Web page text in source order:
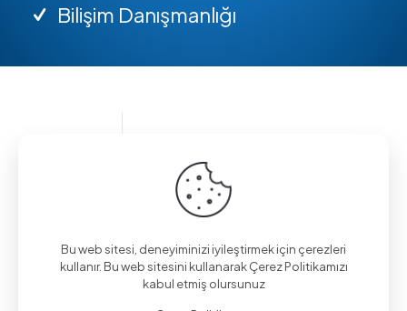
Bilişim Danışmanlığı
Bilgi almak için arayın.
(0312) 325 02 01
Bu web sitesi, deneyiminizi iyileştirmek için çerezleri
kullanır. Bu web sitesini kullanarak Çerez Politikamızı
kabul etmiş olursunuz